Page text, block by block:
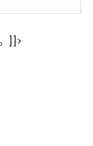
]]>